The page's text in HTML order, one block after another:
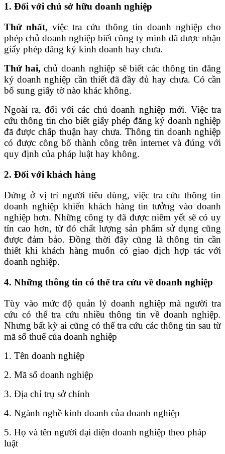
1. Đối với chủ sở hữu doanh nghiệp
Thứ nhất, việc tra cứu thông tin doanh nghiệp cho
phép chủ doanh nghiệp biết công ty mình đã được nhận
giấy phép đăng ký kinh doanh hay chưa.
Thứ hai,chủ doanh nghiệp sẽ biết các thông tin đăng
ký doanh nghiệp cần thiết đã đầy đủ hay chưa. Có cần
bổ sung giấy tờ nào khác không.
Ngoài ra, đối với các chủ doanh nghiệp mới. Việc tra
cứu thông tin cho biết giấy phép đăng ký doanh nghiệp
đã được chấp thuận hay chưa. Thông tin doanh nghiệp
có được công bố thành công trên internet và đúng với
quy định của pháp luật hay không.
2. Đối với khách hàng
Đứng ở vị trí người tiêu dùng, việc tra cứu thông tin
doanh nghiệp khiến khách hàng tin tưởng vào doanh
nghiệp hơn. Những công ty đã được niêm yết sẽ có uy
tín cao hơn, từ đó chất lượng sản phẩm sử dụng cũng
được đảm bảo. Đồng thời đây cũng là thông tin cần
thiết khi khách hàng muốn có giao dịch hợp tác với
doanh nghiệp.
4. Những thông tin có thể tra cứu về doanh nghiệp
Tùy vào mức độ quản lý doanh nghiệp mà người tra
cứu có thể tra cứu nhiều thông tin về doanh nghiệp.
Nhưng bất kỳ ai cũng có thể tra cứu các thông tin sau từ
mã số thuế của doanh nghiệp
1. Tên doanh nghiệp
2. Mã số doanh nghiệp
3. Địa chỉ trụ sở chính
4. Ngành nghề kinh doanh của doanh nghiệp
5. Họ và tên người đại diện doanh nghiệp theo pháp
luật